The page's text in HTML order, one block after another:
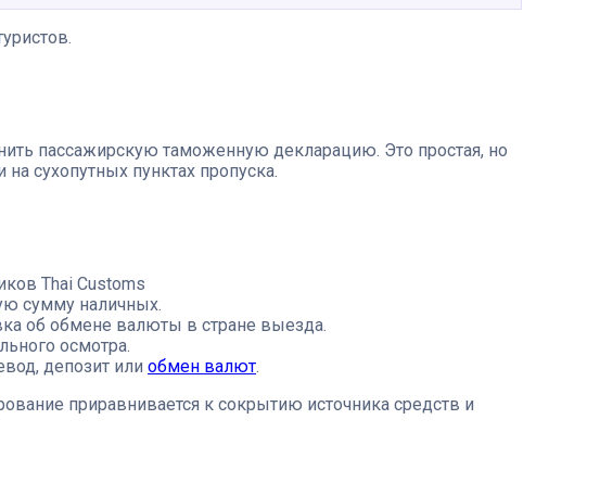
пассажирскую таможенную декларацию. Это простая, но
сухопутных пунктах пропуска.
Thai Customs
сумму наличных.
об обмене валюты в стране выезда.
осмотра.
депозит или обмен валют.
приравнивается к сокрытию источника средств и